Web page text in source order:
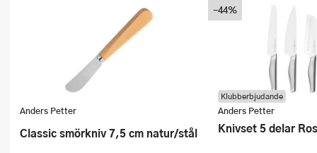
Anders Petter
Classic smörkniv 7,5 cm natur/stål
Klubberbjudande
Anders Petter
Knivset 5 delar
-44%